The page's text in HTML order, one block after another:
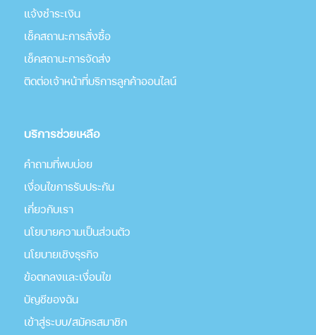
แจ้งชำระเงิน
เช็คสถานะการสั่งซื้อ
เช็คสถานะการจัดส่ง
ติดต่อเจ้าหน้าที่บริการลูกค้าออนไลน์
บริการช่วยเหลือ
คำถามที่พบบ่อย
เงื่อนไขการรับประกัน
เกี่่ยวกับเรา
นโยบายความเป็นส่วนตัว
นโยบายเชิงธุรกิจ
ข้อตกลงและเงื่อนไข
บัญชีของฉัน
เข้าสู่ระบบ/สมัครสมาชิก